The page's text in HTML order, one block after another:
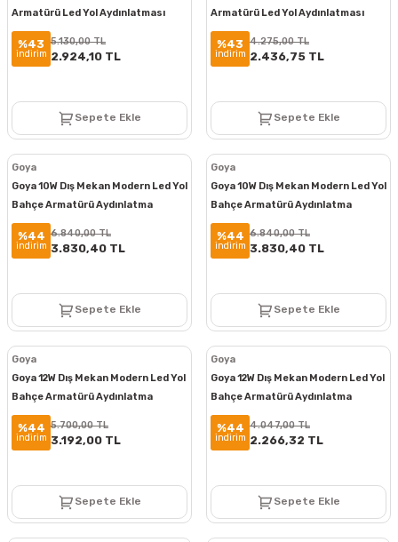
Armatürü Led Yol Aydınlatması
Bollard Aydınlatma 40CM
%43
indirim
5.130,00 TL
2.924,10 TL
Sepete Ekle
Armatürü Led Yol Aydınlatması
Bollard Aydınlatma 30CM
%43
indirim
4.275,00 TL
2.436,75 TL
Sepete Ekle
Goya
Goya 10W Dış Mekan Modern Led Yol
Bahçe Armatürü Aydınlatma
Bollard Aydınlatma GY 6257
%44
indirim
6.840,00 TL
3.830,40 TL
Sepete Ekle
Goya
Goya 10W Dış Mekan Modern Led Yol
Bahçe Armatürü Aydınlatma
Bollard Aydınlatma GY 6256
%44
indirim
6.840,00 TL
3.830,40 TL
Sepete Ekle
Goya
Goya 12W Dış Mekan Modern Led Yol
Bahçe Armatürü Aydınlatma
Bollard Aydınlatma GY 6255
%44
indirim
5.700,00 TL
3.192,00 TL
Sepete Ekle
Goya
Goya 12W Dış Mekan Modern Led Yol
Bahçe Armatürü Aydınlatma
Bollard Aydınlatma GY 6254
%44
indirim
4.047,00 TL
2.266,32 TL
Sepete Ekle